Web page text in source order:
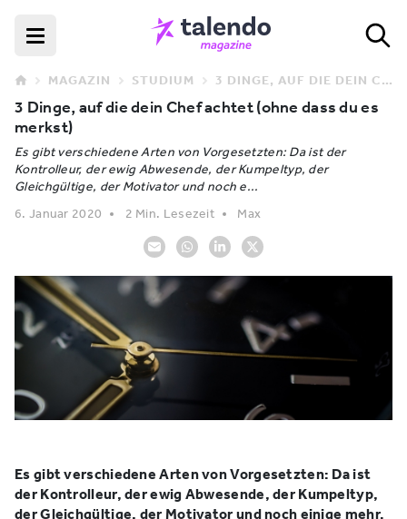
MAGAZIN STUDIUM 3 DINGE, AUF DIE DEIN CHEF ACHTET (OHNE DASS DU ES MERKST)
3 Dinge, auf die dein Chef achtet (ohne dass du es
merkst)
Es gibt verschiedene Arten von Vorgesetzten: Da ist der
Kontrolleur, der ewig Abwesende, der Kumpeltyp, der
Gleichgültige, der Motivator und noch e...
6. Januar 2020
2 Min. Lesezeit Max
Es gibt verschiedene Arten von Vorgesetzten: Da ist
der Kontrolleur, der ewig Abwesende, der Kumpeltyp,
der Gleichgültige, der Motivator und noch einige mehr.